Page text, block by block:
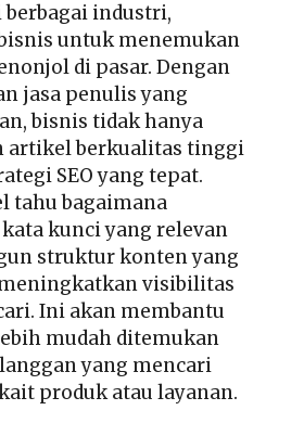
industri,
untuk menemukan
di pasar. Dengan
jasa penulis yang
bisnis tidak hanya
artikel berkualitas tinggi
SEO yang tepat.
tahu bagaimana
kunci yang relevan
struktur konten yang
visibilitas
Ini akan membantu
mudah ditemukan
yang mencari
produk atau layanan.